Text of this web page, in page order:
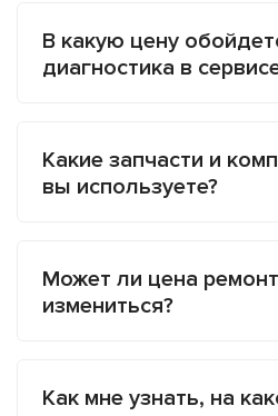
В какую цену
диагностика в
Какие запчасти и
вы используете?
Может ли цена
измениться?
Как мне узнать, на